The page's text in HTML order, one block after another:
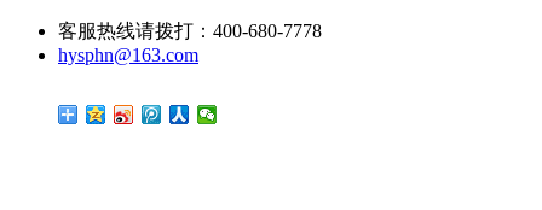
客服热线请拨打：400-680-7778
hysphn@163.com